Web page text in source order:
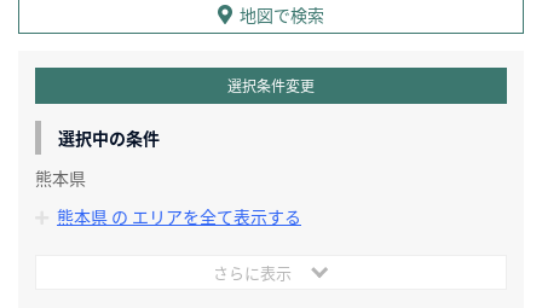
地図で検索
選択条件変更
選択中の条件
熊本県
熊本県 の エリアを全て表示する
さらに表示